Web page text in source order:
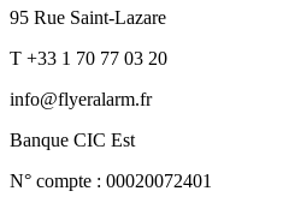
95 Rue Saint-Lazare
T +33 1 70 77 03 20
info@flyeralarm.fr
Banque CIC Est
N° compte : 00020072401